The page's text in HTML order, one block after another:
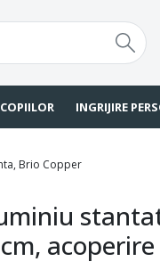
INGRIJIRE
Brio Copper